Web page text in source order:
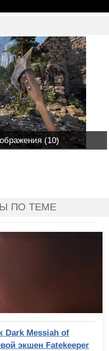
(10)
ПО ТЕМЕ
Dark Messiah of
экшен Fatekeeper